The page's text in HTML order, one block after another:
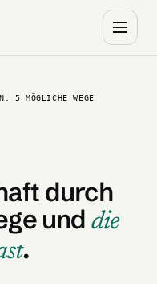
5 MÖGLICHE WEGE
durch
und die
.